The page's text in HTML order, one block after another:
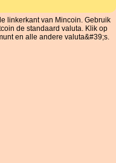
linkerkant van Mincoin. Gebruik
de standaard valuta. Klik op
en alle andere valuta&#39;s.